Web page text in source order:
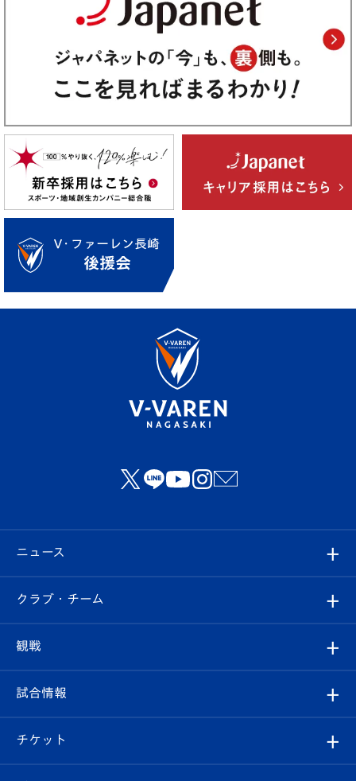
ニュース
すべて
クラブ
試合情報
クラブ・チーム
クラブ概要
エンブレム紹介
観戦
観戦ルール
はじめての観戦ガイド
試合情報
試合日程/結果
チケット